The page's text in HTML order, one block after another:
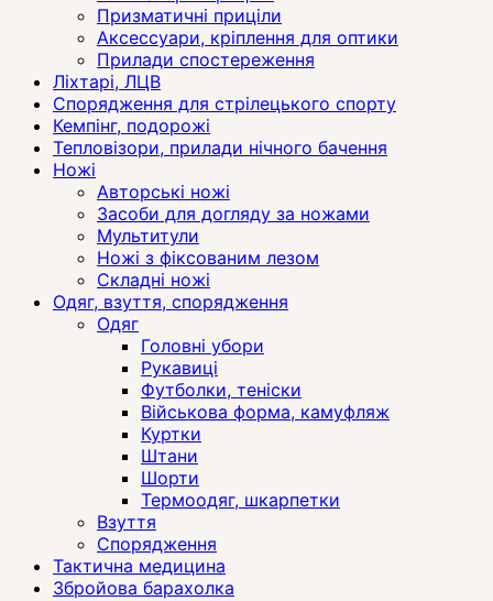
Призматичні приціли
Аксессуари, кріплення для оптики
Прилади спостереження
Ліхтарі, ЛЦВ
Спорядження для стрілецького спорту
Кемпінг, подорожі
Тепловізори, прилади нічного бачення
Ножі
Авторські ножі
Засоби для догляду за ножами
Мультитули
Ножі з фіксованим лезом
Складні ножі
Одяг, взуття, спорядження
Одяг
Головні убори
Рукавиці
Футболки, теніски
Військова форма, камуфляж
Куртки
Штани
Шорти
Термоодяг, шкарпетки
Взуття
Спорядження
Тактична медицина
Збройова барахолка